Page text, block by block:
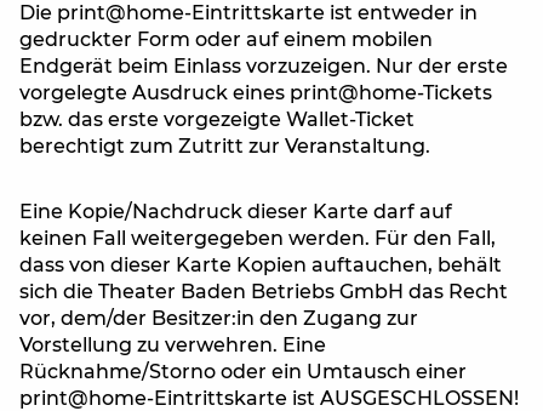
Die print@home-Eintrittskarte ist entweder in
gedruckter Form oder auf einem mobilen
Endgerät beim Einlass vorzuzeigen. Nur der erste
vorgelegte Ausdruck eines print@home-Tickets
bzw. das erste vorgezeigte Wallet-Ticket
berechtigt zum Zutritt zur Veranstaltung.
Eine Kopie/Nachdruck dieser Karte darf auf
keinen Fall weitergegeben werden. Für den Fall,
dass von dieser Karte Kopien auftauchen, behält
sich die Theater Baden Betriebs GmbH das Recht
vor, dem/der Besitzer:in den Zugang zur
Vorstellung zu verwehren. Eine
Rücknahme/Storno oder ein Umtausch einer
print@home-Eintrittskarte ist AUSGESCHLOSSEN!